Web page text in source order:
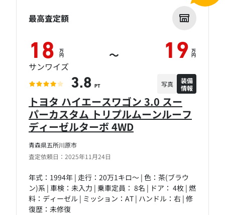
青森県五所川原市
査定依頼日：2025年11月24日
トヨタ ハイエースワゴン 3.0 スー
パーカスタム トリプルムーンルーフ
ディーゼルターボ 4WD
年式：1994年 | 走行：20万1キロ～ | 色：茶(ブラウ
ン)系 | 車検：未入力 | 乗車定員： 8名 | ドア： 4枚 | 燃
料：ディーゼル | ミッション：AT | ハンドル：右 | 修
復歴：未修復
最高査定額
18 万
円 ～ 19 万
円
サンワイズ
3.8 PT 写真
装備
情報